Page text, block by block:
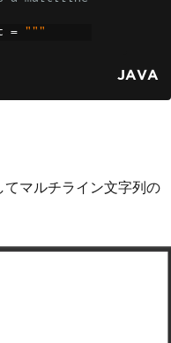
=
"""
PDF gener
JAVA
マルチライン文字列の